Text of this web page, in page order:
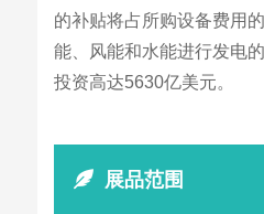
的补贴将占所购设备费用
能、风能和水能进行发电
投资高达5630亿美元。
展品范围